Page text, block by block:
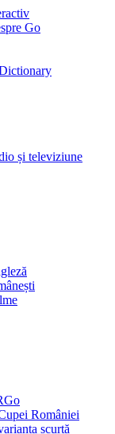
Go
și televiziune
României
scurtă